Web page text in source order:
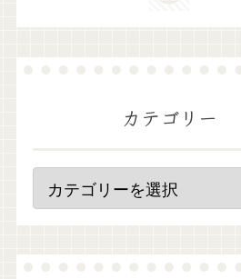
カテゴリー